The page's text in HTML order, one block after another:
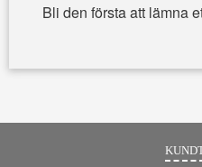
Bli den första att lämna